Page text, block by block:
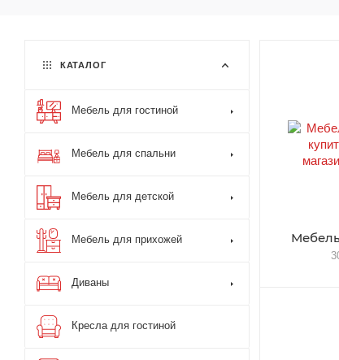
КАТАЛОГ
Мебель для гостиной
Мебель для спальни
Мебель для детской
Мебель для прихожей
Диваны
Кресла для гостиной